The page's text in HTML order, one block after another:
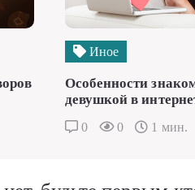
Иное
Особенности
девушкой в
0 0 1 мин.